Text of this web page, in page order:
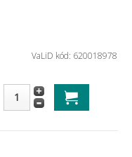
VaLiD kód: 620018978